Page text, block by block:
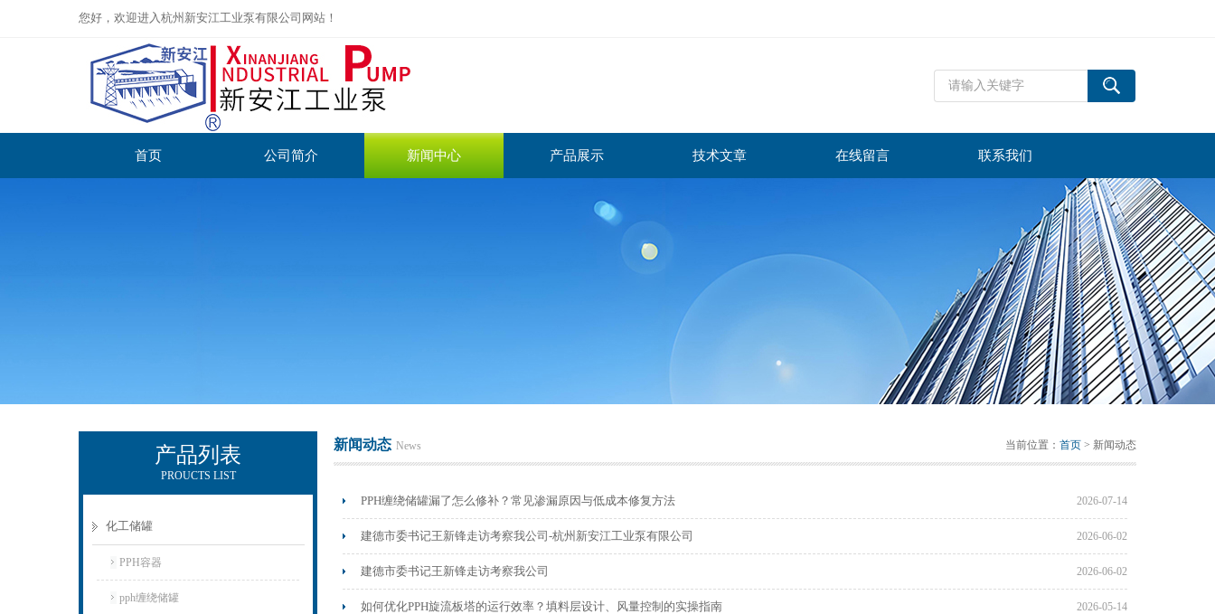
您好，欢迎进入杭州新安江工业泵有限公司网站！
首页 公司简介 新闻中心 产品展示 技术文章 在线留言 联系我们
产品列表
PROUCTS LIST
化工储罐
PPH容器
pph缠绕储罐
新闻动态 News 当前位置： 首页 > 新闻动态
PPH缠绕储罐漏了怎么修补？常见渗漏原因与低成本修复方法 2026-07-14
建德市委书记王新锋走访考察我公司-杭州新安江工业泵有限公司 2026-06-02
建德市委书记王新锋走访考察我公司 2026-06-02
如何优化PPH旋流板塔的运行效率？填料层设计、风量控制的实操指南 2026-05-14